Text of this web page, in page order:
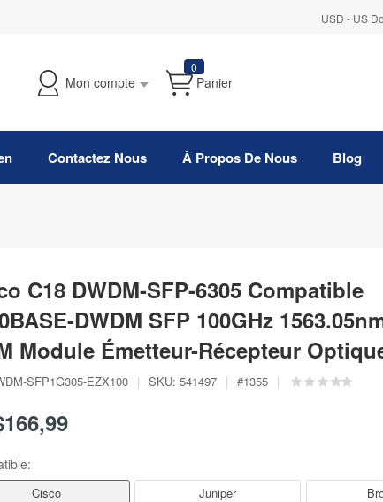
USD - US
Mon compte
0
Panier
Contactez Nous À Propos De Nous Blog
C18 DWDM-SFP-6305 Compatible
DWDM SFP 100GHz
Module Émetteur-Récepteur
SFP1G305-EZX100 | SKU: 541497 | #1355 |
Cisco Juniper